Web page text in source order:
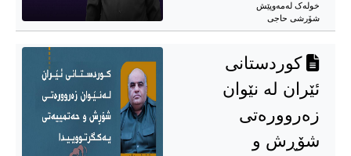
خوله‌ک له‌مه‌وپێش‌
شۆرشی حاجی
کوردستانی
ئێران لە نێوان
زەروورەتی
شۆڕش و